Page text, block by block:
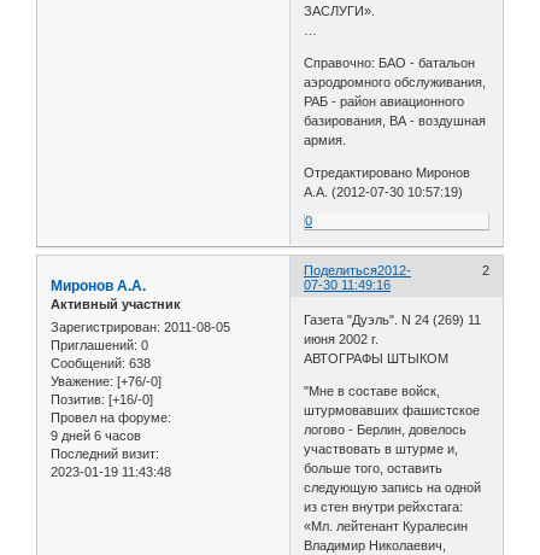
ЗАСЛУГИ».
Справочно: БАО - батальон
аэродромного обслуживания,
РАБ - район авиационного
базирования, ВА - воздушная
армия.
Отредактировано Миронов
А.А. (2012-07-30 10:57:19)
0
Поделиться 2
2012-
07-30 11:49:16
Миронов А.А.
Активный участник
Зарегистрирован: 2011-08-05
Приглашений: 0
Сообщений: 638
Уважение: [+76/-0]
Позитив: [+16/-0]
Провел на форуме:
9 дней 6 часов
Последний визит:
2023-01-19 11:43:48
Газета "Дуэль". N 24 (269) 11
июня 2002 г.
АВТОГРАФЫ ШТЫКОМ
"Мне в составе войск,
штурмовавших фашистское
логово - Берлин, довелось
участвовать в штурме и,
больше того, оставить
следующую запись на одной
из стен внутри рейхстага:
«Мл. лейтенант Куралесин
Владимир Николаевич,